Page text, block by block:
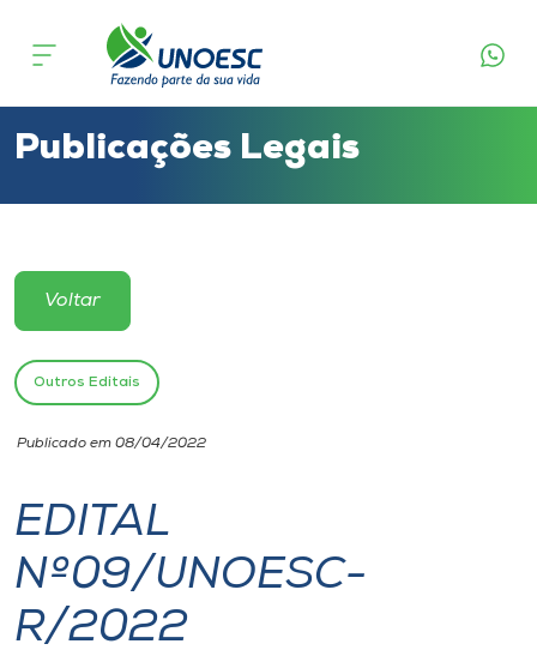
Cursos
Atendimento ao Estudante
Portal de Ensino
Unoesc
Internacionalização
I.nova
Publicações Legais
Voltar
Outros Editais
Publicado em 08/04/2022
EDITAL
Nº09/UNOESC-
R/2022